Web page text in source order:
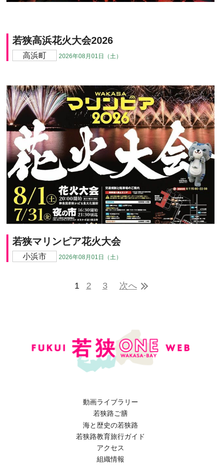
若狭高浜花火大会2026
高浜町 2026年08月01日（土）
若狭マリンピア花火大会
小浜市 2026年08月01日（土）
1 2 3 次へ
動画ライブラリー
若狭路ご膳
海と歴史の若狭路
若狭路教育旅行ガイド
アクセス
組織情報